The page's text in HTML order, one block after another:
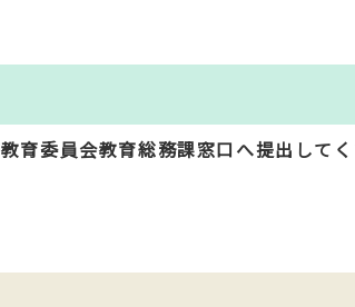
育委員会教育総務課窓口へ提出して